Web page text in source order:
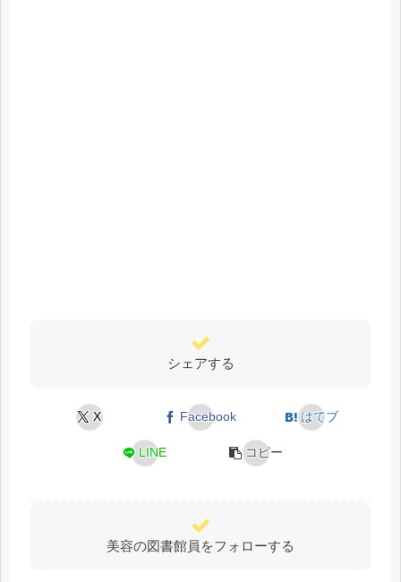
シェアする
X Facebook はてブ
LINE コピー
美容の図書館員をフォローする